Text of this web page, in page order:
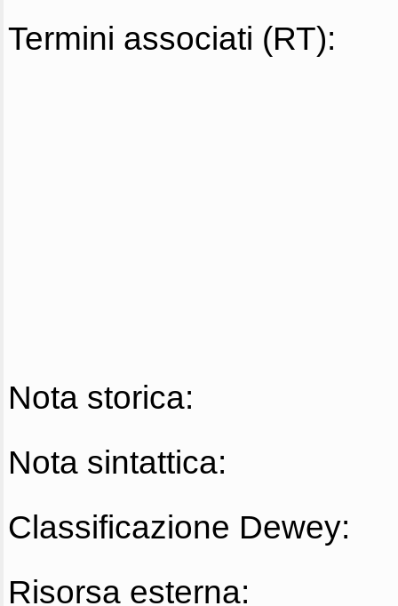
Termini associati (RT):
Nota storica:
Nota sintattica:
Classificazione Dewey:
Risorsa esterna: